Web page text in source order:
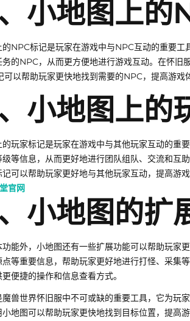
小地图上的
的NPC标记是玩家在游戏中与NPC互动的重要
务的NPC，从而更方便地进行游戏互动。在怀
可以帮助玩家更快地找到需要的NPC，提高游戏
小地图上的
玩家标记是玩家在游戏中与其他玩家互动的重
等信息，从而更好地进行团队组队、交流和互
可以帮助玩家更好地与其他玩家互动，提高游戏
官网
小地图的扩
功能外，小地图还有一些扩展功能可以帮助玩家
点等重要信息，帮助玩家更好地进行打怪、采集
便捷的操作和信息查看方式。
兽世界怀旧服中不可或缺的重要工具，它为玩
小地图可以帮助玩家更快地找到目标位置，提高